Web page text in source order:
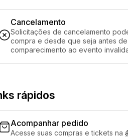
Cancelamento
Solicitações de cancelamento
compra e desde que seja antes
comparecimento ao evento
rápidos
Acompanhar pedido
Acesse suas compras e tickets na